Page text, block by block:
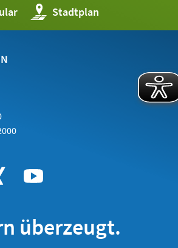
Stadtplan
(Öffnet
in
einem
überzeugt.